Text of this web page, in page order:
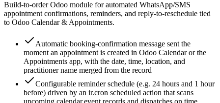
Build-to-order Odoo module for automated WhatsApp/SMS
appointment confirmations, reminders, and reply-to-reschedule tied
to Odoo Calendar & Appointments.
Automatic booking-confirmation message sent the
moment an appointment is created in Odoo Calendar or the
Appointments app, with the date, time, location, and
practitioner name merged from the record
Configurable reminder schedule (e.g. 24 hours and 1 hour
before) driven by an ir.cron scheduled action that scans